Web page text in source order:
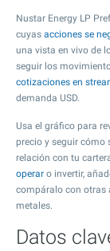
Nustar Energy LP
cuyas acciones se
una vista en vivo de
seguir los
cotizaciones en
demanda USD.
Usa el gráfico para
precio y seguir cómo
relación con tu
operar o invertir,
compáralo con otras
metales.
Datos